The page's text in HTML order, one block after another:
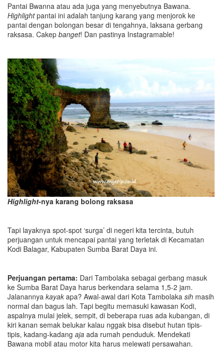
Pantai Bwanna atau ada juga yang menyebutnya Bawana.
Highlightpantai ini adalah tanjung karang yang menjorok ke
pantai dengan bolongan besar di tengahnya, laksana gerbang
raksasa. Cakep banget! Dan pastinya Instagramable!
Highlight-nya karang bolong raksasa
Tapi layaknya spot-spot ‘surga’ di negeri kita tercinta, butuh
perjuangan untuk mencapai pantai yang terletak di Kecamatan
Kodi Balagar, Kabupaten Sumba Barat Daya ini.
Perjuangan pertama: Dari Tambolaka sebagai gerbang masuk
ke Sumba Barat Daya harus berkendara selama 1,5-2 jam.
Jalanannya kayak apa? Awal-awal dari Kota Tambolaka sih masih
normal dan bagus lah. Tapi begitu memasuki kawasan Kodi,
aspalnya mulai jelek, sempit, di beberapa ruas ada kubangan, di
kiri kanan semak belukar kalau nggak bisa disebut hutan tipis-
tipis, kadang-kadang aja ada rumah penduduk. Mendekati
Bawana mobil atau motor kita harus melewati persawahan.